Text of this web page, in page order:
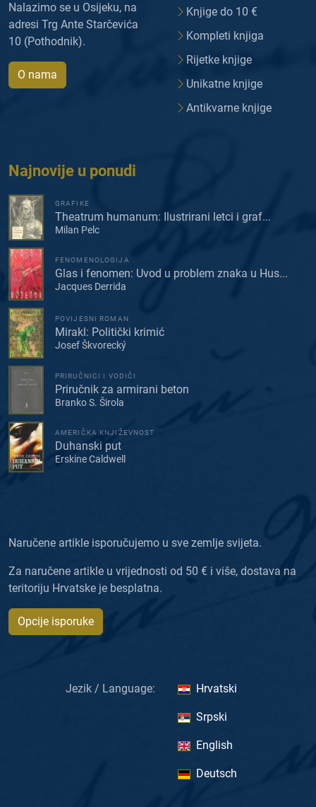
Nalazimo se u Osijeku, na
adresi Trg Ante Starčevića
10 (Pothodnik).
O nama
Knjige do 10 €
Kompleti knjiga
Rijetke knjige
Unikatne knjige
Antikvarne knjige
Najnovije u ponudi
GRAFIKE
Theatrum humanum: Ilustrirani letci i graf...
Milan Pelc
FENOMENOLOGIJA
Glas i fenomen: Uvod u problem znaka u Hus...
Jacques Derrida
POVIJESNI ROMAN
Mirakl: Politički krimić
Josef Škvorecký
PRIRUČNICI I VODIČI
Priručnik za armirani beton
Branko S. Širola
AMERIČKA KNJIŽEVNOST
Duhanski put
Erskine Caldwell
Naručene artikle isporučujemo u sve zemlje svijeta.
Za naručene artikle u vrijednosti od 50 € i više, dostava na
teritoriju Hrvatske je besplatna.
Opcije isporuke
Jezik / Language: Hrvatski
Srpski
English
Deutsch